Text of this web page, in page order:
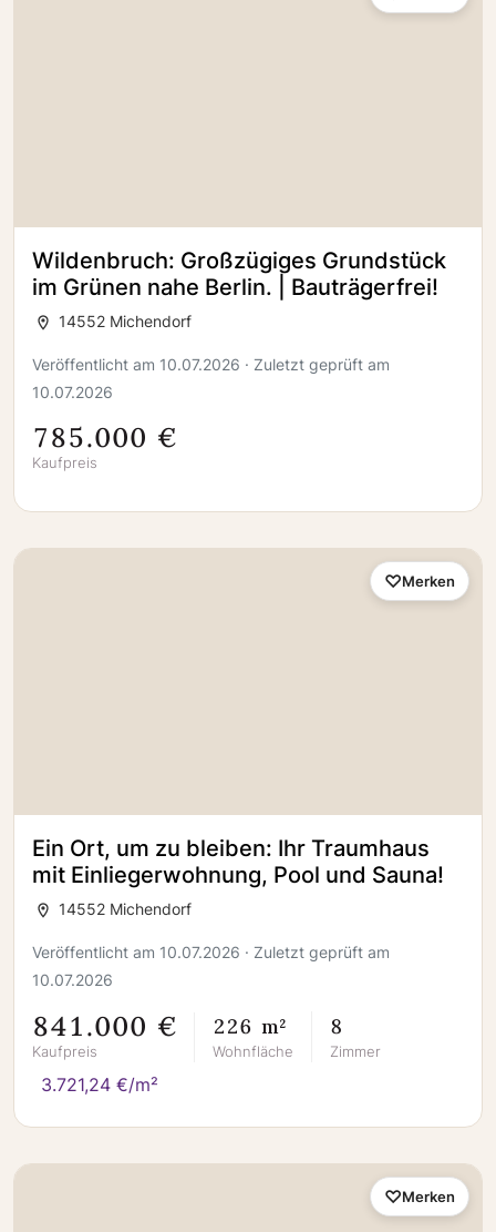
Wildenbruch: Großzügiges Grundstück
im Grünen nahe Berlin. | Bauträgerfrei!
14552 Michendorf
Veröffentlicht am 10.07.2026 · Zuletzt geprüft am
10.07.2026
785.000 €
Kaufpreis
Ein Ort, um zu bleiben: Ihr Traumhaus
mit Einliegerwohnung, Pool und Sauna!
14552 Michendorf
Veröffentlicht am 10.07.2026 · Zuletzt geprüft am
10.07.2026
841.000 €
Kaufpreis
226 m²
Wohnfläche
8
Zimmer
3.721,24 €/m²
Merken
Merken